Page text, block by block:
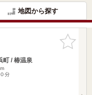
地図から探す
お気に入
りに追加
町 / 椿温泉
分